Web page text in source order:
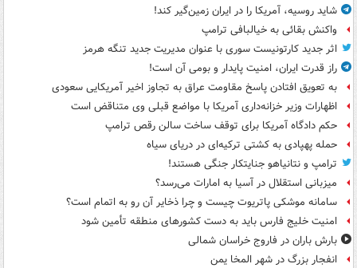
شاید روسیه، آمریکا را در ایران زمین‌گیر کند!
واکنش بقائی به خیالبافی ترامپ
اثر جدید کارتونیست سوری با عنوان مدیریت جدید تنگه هرمز
راز قدرت ایران، امنیت پایدار و بومی آن است!
به تعویق افتادن پاسخ مقاومت عراق به تجاوز اخیر آمریکایی سعودی
اظهارات وزیر خزانه‌داری آمریکا با مواضع قبلی وی متناقض است
حکم دادگاه آمریکا برای توقف ساخت سالن رقص ترامپ
حمله پهپادی به کشتی ترکیه‌ای در دریای سیاه
ترامپ و نتانیاهو جنایتکار جنگی هستند!
میزبانی استقلال در آسیا به امارات می‌رسد؟
سامانه موشکی پاتریوت چیست و چرا ذخایر آن رو به اتمام است؟
امنیت خلیج فارس باید به دست کشورهای منطقه تأمین شود
بارش باران در فاروج خراسان شمالی
انفجار بزرگ در شهر المخا یمن